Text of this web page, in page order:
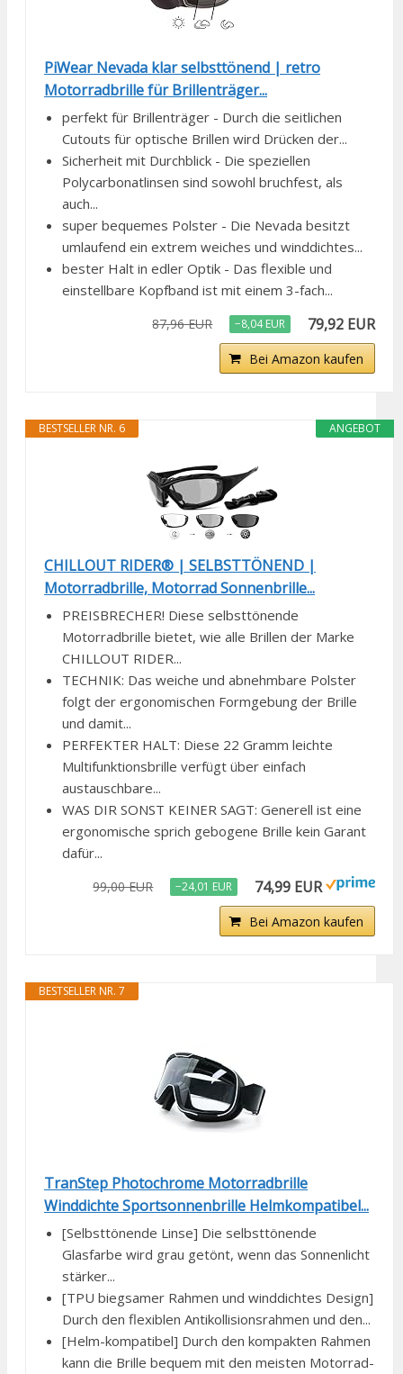
PiWear Nevada klar selbsttönend | retro
Motorradbrille für Brillenträger...
perfekt für Brillenträger - Durch die seitlichen
Cutouts für optische Brillen wird Drücken der...
Sicherheit mit Durchblick - Die speziellen
Polycarbonatlinsen sind sowohl bruchfest, als
auch...
super bequemes Polster - Die Nevada besitzt
umlaufend ein extrem weiches und winddichtes...
bester Halt in edler Optik - Das flexible und
einstellbare Kopfband ist mit einem 3-fach...
87,96 EUR −8,04 EUR 79,92 EUR
Bei Amazon kaufen
ANGEBOT
BESTSELLER NR. 6
CHILLOUT RIDER® | SELBSTTÖNEND |
Motorradbrille, Motorrad Sonnenbrille...
PREISBRECHER! Diese selbsttönende
Motorradbrille bietet, wie alle Brillen der Marke
CHILLOUT RIDER...
TECHNIK: Das weiche und abnehmbare Polster
folgt der ergonomischen Formgebung der Brille
und damit...
PERFEKTER HALT: Diese 22 Gramm leichte
Multifunktionsbrille verfügt über einfach
austauschbare...
WAS DIR SONST KEINER SAGT: Generell ist eine
ergonomische sprich gebogene Brille kein Garant
dafür...
99,00 EUR −24,01 EUR 74,99 EUR
Bei Amazon kaufen
BESTSELLER NR. 7
TranStep Photochrome Motorradbrille
Winddichte Sportsonnenbrille Helmkompatibel...
[Selbsttönende Linse] Die selbsttönende
Glasfarbe wird grau getönt, wenn das Sonnenlicht
stärker...
[TPU biegsamer Rahmen und winddichtes Design]
Durch den flexiblen Antikollisionsrahmen und den...
[Helm-kompatibel] Durch den kompakten Rahmen
kann die Brille bequem mit den meisten Motorrad-